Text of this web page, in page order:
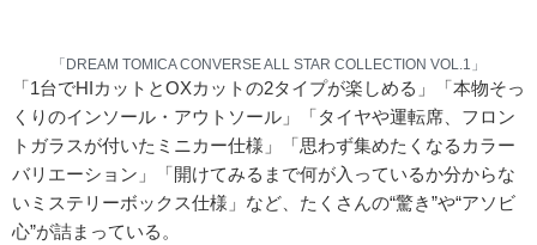
「DREAM TOMICA CONVERSE ALL STAR COLLECTION VOL.1」
「1台でHIカットとOXカットの2タイプが楽しめる」「本物そっ
くりのインソール・アウトソール」「タイヤや運転席、フロン
トガラスが付いたミニカー仕様」「思わず集めたくなるカラー
バリエーション」「開けてみるまで何が入っているか分からな
いミステリーボックス仕様」など、たくさんの“驚き”や“アソビ
心”が詰まっている。